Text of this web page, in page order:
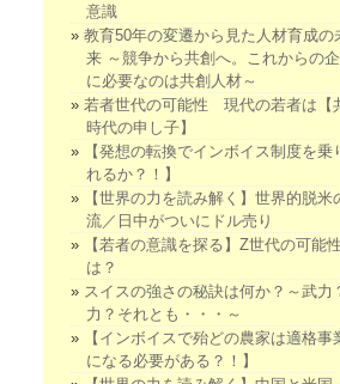
意識
教育50年の変遷から見た人材育成の
来 ～競争から共創へ。これからの
に必要なのは共創人材～
若者世代の可能性 現代の若者は【
時代の申し子】
【発想の転換でインボイス制度を乗
れるか？！】
【世界の力を読み解く】世界的脱米
流／日中がついにドル売り
【若者の意識を探る】Z世代の可能性
は？
スイスの強さの秘訣は何か？～武力
力？それとも・・・～
【インボイスで殆どの農家は適格事
になる必要がある？！】